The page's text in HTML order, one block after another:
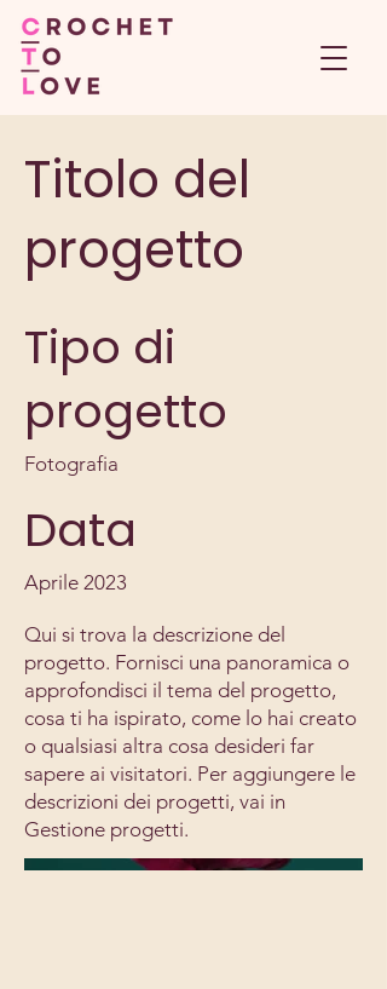
Titolo del
progetto
Tipo di
progetto
Fotografia
Data
Aprile 2023
Qui si trova la descrizione del
progetto. Fornisci una panoramica o
approfondisci il tema del progetto,
cosa ti ha ispirato, come lo hai creato
o qualsiasi altra cosa desideri far
sapere ai visitatori. Per aggiungere le
descrizioni dei progetti, vai in
Gestione progetti.